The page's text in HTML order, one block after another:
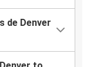
de Denver